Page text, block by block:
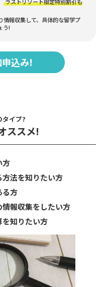
情報収集して、具体的な留学プ
う!
込み!
タイプ?
ススメ!
方
法を知りたい方
る方
報収集をしたい方
知りたい方